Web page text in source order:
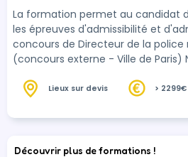
la ville de Paris
La formation permet au candidat
les épreuves d'admissibilité et
concours de Directeur de la police
(concours externe - Ville de Paris)
l'épreuve sportive.
Lieux sur devis > 2299€
Découvrir plus de formations !